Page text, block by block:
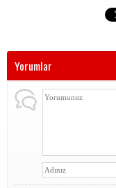
Yorumlar